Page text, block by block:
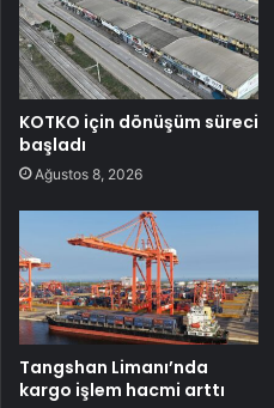
KOTKO için dönüşüm süreci
başladı
Ağustos 8, 2026
Tangshan Limanı’nda
kargo işlem hacmi arttı